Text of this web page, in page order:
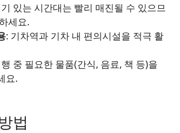
있는 시간대는 빨리 매진될 수 있으므
세요.
: 기차역과 기차 내 편의시설을 적극 활
중 필요한 물품(간식, 음료, 책 등)을
요.
법